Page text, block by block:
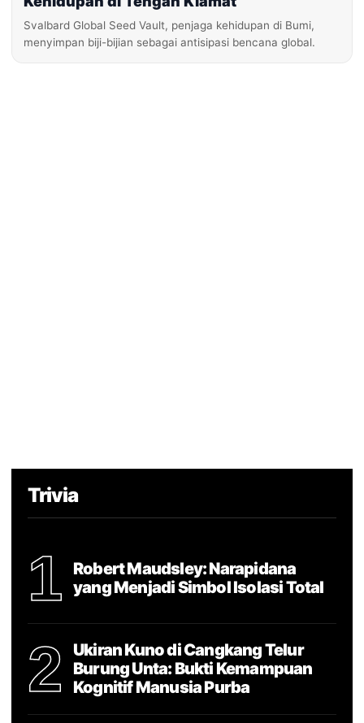
Svalbard Global Seed Vault, penjaga kehidupan di Bumi,
menyimpan biji-bijian sebagai antisipasi bencana global.
Trivia
1
Robert Maudsley: Narapidana
yang Menjadi Simbol Isolasi Total
2
Ukiran Kuno di Cangkang Telur
Burung Unta: Bukti Kemampuan
Kognitif Manusia Purba